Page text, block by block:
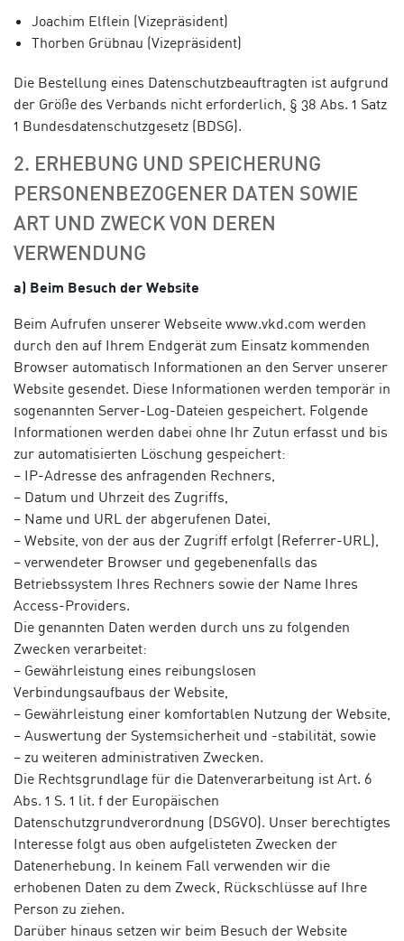
Joachim Elflein (Vizepräsident)
Thorben Grübnau (Vizepräsident)
Die Bestellung eines Datenschutzbeauftragten ist aufgrund
der Größe des Verbands nicht erforderlich, § 38 Abs. 1 Satz
1 Bundesdatenschutzgesetz (BDSG).
2. ERHEBUNG UND SPEICHERUNG
PERSONENBEZOGENER DATEN SOWIE
ART UND ZWECK VON DEREN
VERWENDUNG
a) Beim Besuch der Website
Beim Aufrufen unserer Webseite www.vkd.com werden
durch den auf Ihrem Endgerät zum Einsatz kommenden
Browser automatisch Informationen an den Server unserer
Website gesendet. Diese Informationen werden temporär in
sogenannten Server-Log-Dateien gespeichert. Folgende
Informationen werden dabei ohne Ihr Zutun erfasst und bis
zur automatisierten Löschung gespeichert:
– IP-Adresse des anfragenden Rechners,
– Datum und Uhrzeit des Zugriffs,
– Name und URL der abgerufenen Datei,
– Website, von der aus der Zugriff erfolgt (Referrer-URL),
– verwendeter Browser und gegebenenfalls das
Betriebssystem Ihres Rechners sowie der Name Ihres
Access-Providers.
Die genannten Daten werden durch uns zu folgenden
Zwecken verarbeitet:
– Gewährleistung eines reibungslosen
Verbindungsaufbaus der Website,
– Gewährleistung einer komfortablen Nutzung der Website,
– Auswertung der Systemsicherheit und -stabilität, sowie
– zu weiteren administrativen Zwecken.
Die Rechtsgrundlage für die Datenverarbeitung ist Art. 6
Abs. 1 S. 1 lit. f der Europäischen
Datenschutzgrundverordnung (DSGVO). Unser berechtigtes
Interesse folgt aus oben aufgelisteten Zwecken der
Datenerhebung. In keinem Fall verwenden wir die
erhobenen Daten zu dem Zweck, Rückschlüsse auf Ihre
Person zu ziehen.
Darüber hinaus setzen wir beim Besuch der Website